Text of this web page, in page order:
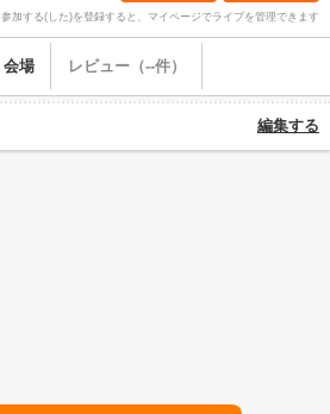
参加する(した)を登録すると、マイページでライブを管理できます
会場 レビュー（--件）
編集する